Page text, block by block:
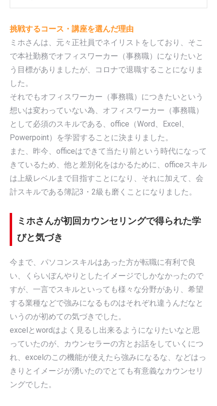
挑戦するコース・講座を選んだ理由
ミホさんは、元々正社員でネイリストをしており、そこ
で本社勤務でオフィスワーカー（事務職）になりたいと
う目標がありましたが、コロナで退職することになりま
した。
それでもオフィスワーカー（事務職）につきたいという
想いは変わっていない為、オフィスワーカー（事務職）
として必須のスキルである、office（Word、Excel、
Powerpoint）を学習することに決まりました。
また、昨今、officeはできて当たり前という時代になって
きているため、他と差別化をはかるために、officeスキル
は上級レベルまで目指すことになり、それに加えて、会
計スキルである簿記3・2級も磨くことになりました。
ミホさんが初回カウンセリングで得られた学
びと気づき
今まで、パソコンスキルはあった方が転職に有利で良
い、くらいぼんやりとしたイメージでしかなかったので
すが、一言でスキルといっても様々な分野があり、希望
する業種などで強みになるものはそれぞれ違うんだなと
いうのが初めての気づきでした。
excelとwordはよく見るし出来るようになりたいなと思
っていたのが、カウンセラーの方とお話をしていくにつ
れ、excelのこの機能が使えたら強みになるな、などはっ
きりとイメージが湧いたのでとても有意義なカウンセリ
ングでした。